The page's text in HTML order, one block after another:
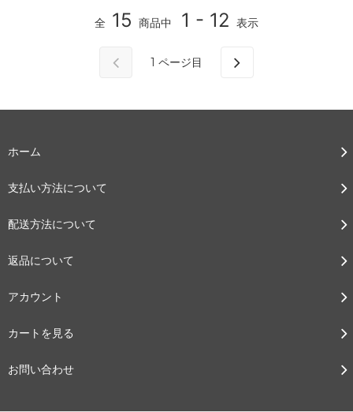
全 15 商品中 1 - 12 表示
1 ページ目
ホーム
支払い方法について
配送方法について
返品について
アカウント
カートを見る
お問い合わせ